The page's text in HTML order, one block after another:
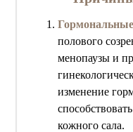
полового
менопаузы и
изменение
кожного сала.